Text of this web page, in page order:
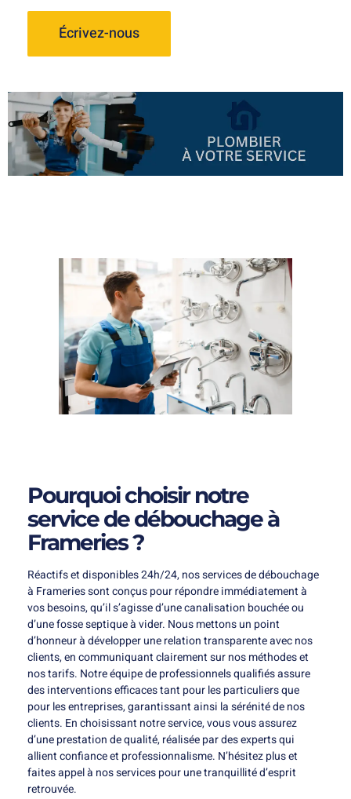
Écrivez-nous
Pourquoi choisir notre
service de débouchage à
Frameries ?
Réactifs et disponibles 24h/24, nos services de débouchage
à Frameries sont conçus pour répondre immédiatement à
vos besoins, qu’il s’agisse d’une canalisation bouchée ou
d’une fosse septique à vider. Nous mettons un point
d’honneur à développer une relation transparente avec nos
clients, en communiquant clairement sur nos méthodes et
nos tarifs. Notre équipe de professionnels qualifiés assure
des interventions efficaces tant pour les particuliers que
pour les entreprises, garantissant ainsi la sérénité de nos
clients. En choisissant notre service, vous vous assurez
d’une prestation de qualité, réalisée par des experts qui
allient confiance et professionnalisme. N’hésitez plus et
faites appel à nos services pour une tranquillité d’esprit
retrouvée.